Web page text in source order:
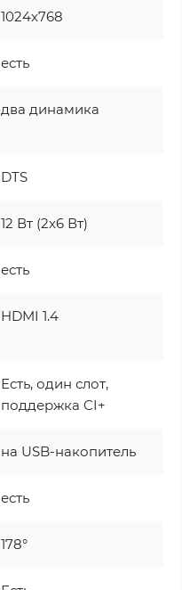
1024x768
есть
два динамика
DTS
12 Вт (2х6 Вт)
есть
HDMI 1.4
Есть, один слот,
поддержка CI+
на USB-накопитель
есть
178°